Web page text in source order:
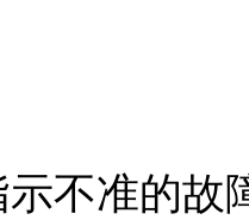
不准的故